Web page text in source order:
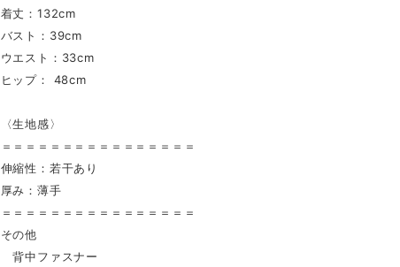
着丈：132cm
バスト：39cm
ウエスト：33cm
ヒップ： 48cm
〈生地感〉
＝＝＝＝＝＝＝＝＝＝＝＝＝＝＝＝
伸縮性：若干あり
厚み：薄手
＝＝＝＝＝＝＝＝＝＝＝＝＝＝＝＝
その他
背中ファスナー